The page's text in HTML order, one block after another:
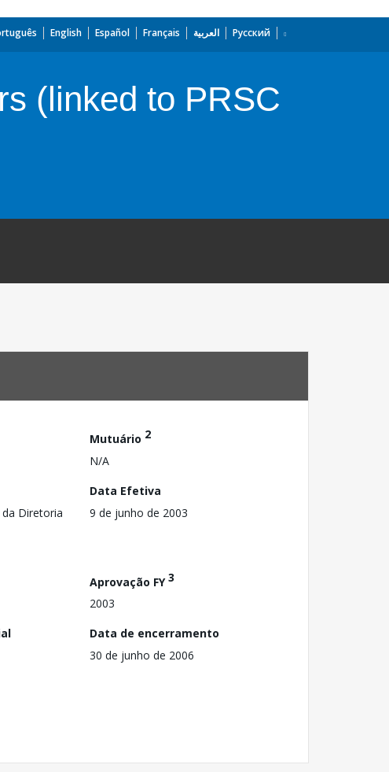
English Español Français العربية Русский
(linked to PRSC
Mutuário 2
N/A
Diretoria
Data Efetiva
9 de junho de 2003
Aprovação FY3
2003
Data de encerramento
30 de junho de 2006